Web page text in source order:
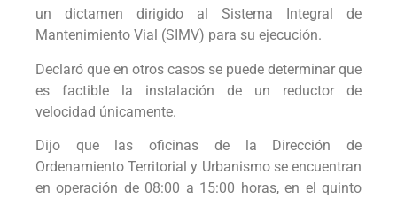
un dictamen dirigido al Sistema Integral de
Mantenimiento Vial (SIMV) para su ejecución.
Declaró que en otros casos se puede determinar que
es factible la instalación de un reductor de
velocidad únicamente.
Dijo que las oficinas de la Dirección de
Ordenamiento Territorial y Urbanismo se encuentran
en operación de 08:00 a 15:00 horas, en el quinto